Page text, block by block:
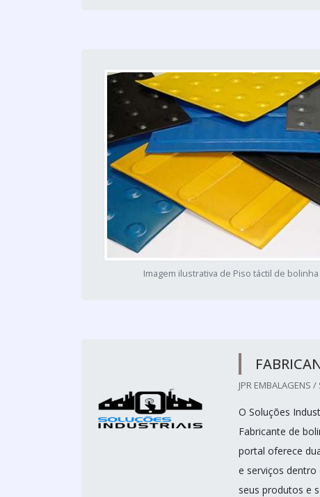
Imagem ilustrativa de Piso táctil de bolinha
JPR EMBALAGENS
O Soluções
Fabricante de
portal oferece
e serviços
seus produtos e